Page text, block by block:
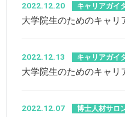
2022.12.20 キャリアガイ
大学院生のためのキャリ
2022.12.13 キャリアガイ
大学院生のためのキャリ
2022.12.07 博士人材サロ